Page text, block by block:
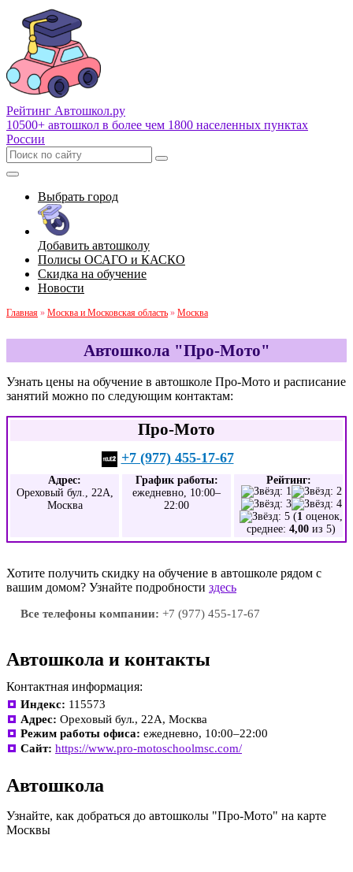
Рейтинг Автошкол.ру
10500+ автошкол в более чем 1800 населенных пунктах
России
Выбрать город
Добавить автошколу
Полисы ОСАГО и КАСКО
Скидка на обучение
Новости
Главная » Москва и Московская область » Москва
Автошкола "Про-Мото"
Узнать цены на обучение в автошколе Про-Мото и расписание
занятий можно по следующим контактам:
Про-Мото
+7 (977) 455-17-67
Адрес:
Ореховый бул., 22А,
Москва
График работы:
ежедневно, 10:00–
22:00
Рейтинг:
(1 оценок,
среднее: 4,00 из 5)
Хотите получить скидку на обучение в автошколе рядом с
вашим домом? Узнайте подробности здесь
Все телефоны компании: +7 (977) 455-17-67
Автошкола и контакты
Контактная информация:
Индекс: 115573
Адрес: Ореховый бул., 22А, Москва
Режим работы офиса: ежедневно, 10:00–22:00
Сайт: https://www.pro-motoschoolmsc.com/
Автошкола
Узнайте, как добраться до автошколы "Про-Мото" на карте
Москвы